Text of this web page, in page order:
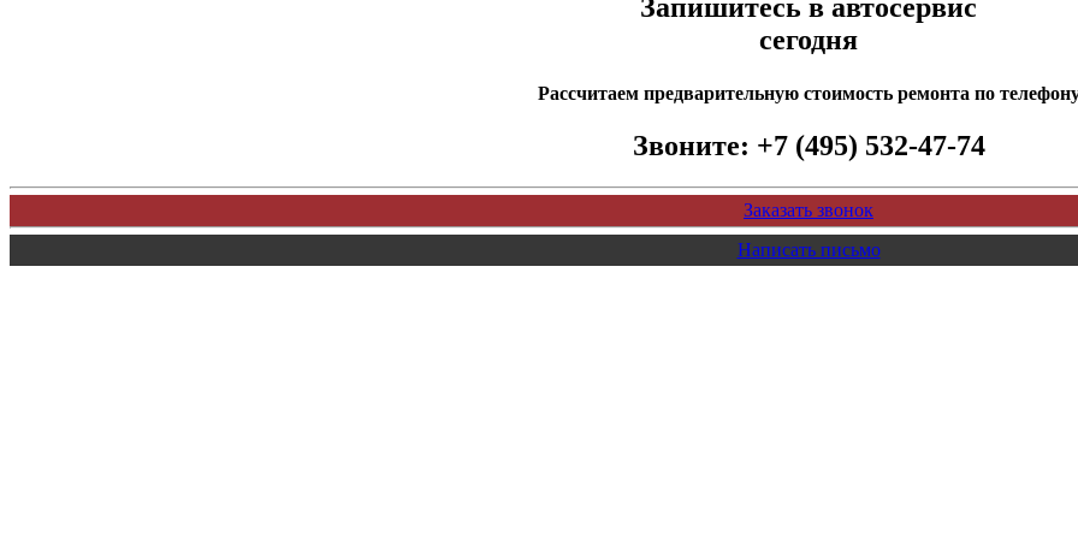
Запишитесь в автосервис
сегодня
Рассчитаем предварительную стоимость ремонта по
Звоните: +7 (495) 532-47-74
Заказать звонок
Написать письмо